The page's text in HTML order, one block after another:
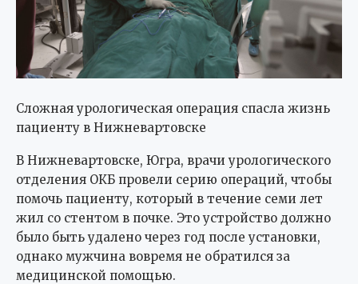
Сложная урологическая операция спасла жизнь
пациенту в Нижневартовске
В Нижневартовске, Югра, врачи урологического
отделения ОКБ провели серию операций, чтобы
помочь пациенту, который в течение семи лет
жил со стентом в почке. Это устройство должно
было быть удалено через год после установки,
однако мужчина вовремя не обратился за
медицинской помощью.